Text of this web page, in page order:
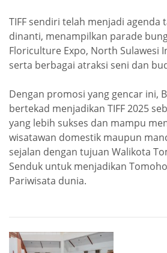
TIFF sendiri telah menjadi agenda
dinanti, menampilkan parade
Floriculture Expo, North Sulawesi
serta berbagai atraksi seni dan
Dengan promosi yang gencar ini,
bertekad menjadikan TIFF 2025
yang lebih sukses dan mampu
wisatawan domestik maupun
sejalan dengan tujuan Walikota
Senduk untuk menjadikan
Pariwisata dunia.